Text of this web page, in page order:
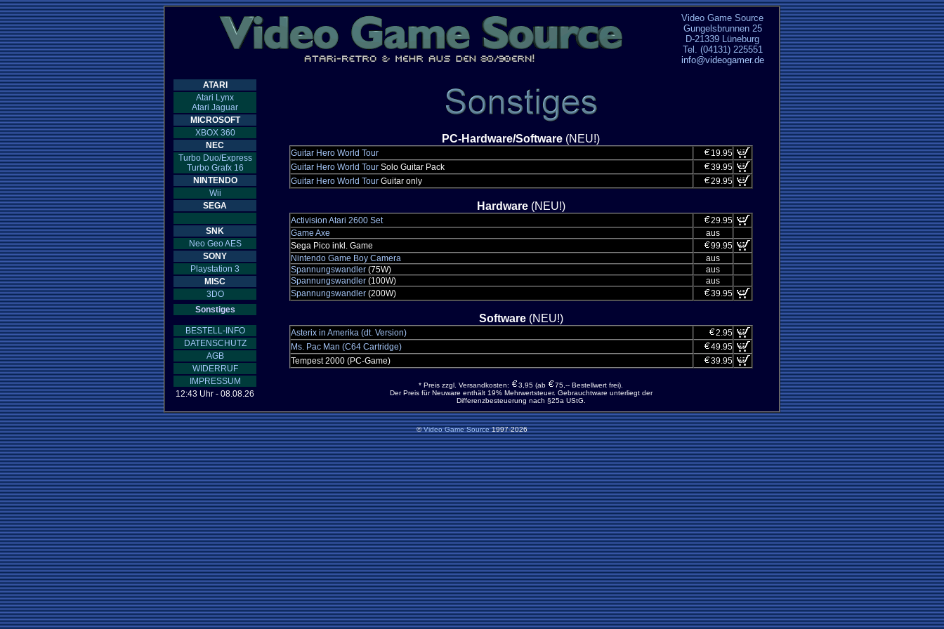
Video Game Source
Gungelsbrunnen 25
D-21339 Lüneburg
Tel. (04131) 225551
info@videogamer.de
ATARI
Atari Lynx
Atari Jaguar
MICROSOFT
XBOX 360
NEC
Turbo Duo/Express
Turbo Grafx 16
NINTENDO
Wii
SEGA
SNK
Neo Geo AES
SONY
Playstation 3
MISC
3DO
Sonstiges
BESTELL-INFO
DATENSCHUTZ
AGB
WIDERRUF
IMPRESSUM
12:43 Uhr - 08.08.26
PC-Hardware/Software (NEU!)
Guitar Hero World Tour
19.95
Guitar Hero World TourSolo Guitar Pack
39.95
Guitar Hero World TourGuitar only 29.95
Hardware(NEU!)
Activision Atari 2600 Set
29.95
Game Axe
aus
Sega Pico inkl. Game
99.95
Nintendo Game Boy Camera
aus
Spannungswandler(75W)
aus
Spannungswandler(100W)
aus
Spannungswandler(200W) 39.95
Software(NEU!)
Asterix in Amerika (dt. Version)
2.95
Ms. Pac Man (C64 Cartridge)
49.95
Tempest 2000 (PC-Game)
39.95
* Preis zzgl. Versandkosten: 3,95 (ab
75,-- Bestellwert frei).
Der Preis für Neuware enthält 19% Mehrwertsteuer. Gebrauchtware unterliegt der
Differenzbesteuerung nach §25a UStG.
©Video Game Source1997-2026